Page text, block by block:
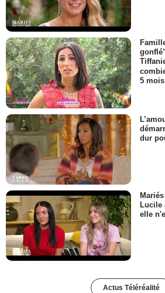
5 mois
dur
Lucile
elle
Actus Téléréalité